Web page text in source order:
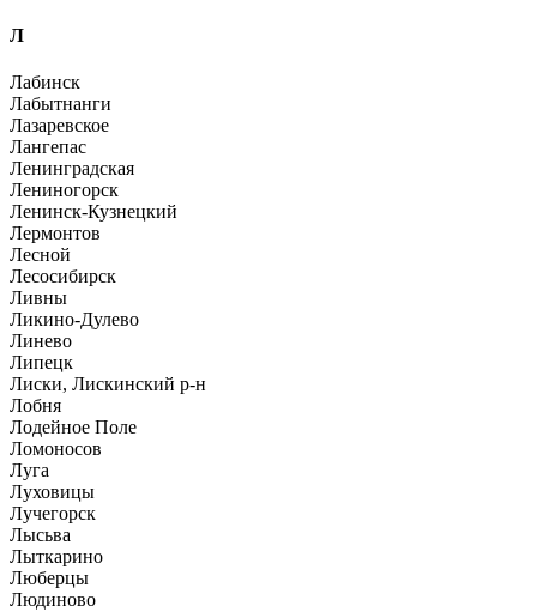
Л
Лабинск
Лабытнанги
Лазаревское
Лангепас
Ленинградская
Лениногорск
Ленинск-Кузнецкий
Лермонтов
Лесной
Лесосибирск
Ливны
Ликино-Дулево
Линево
Липецк
Лиски, Лискинский р-н
Лобня
Лодейное Поле
Ломоносов
Луга
Луховицы
Лучегорск
Лысьва
Лыткарино
Люберцы
Людиново